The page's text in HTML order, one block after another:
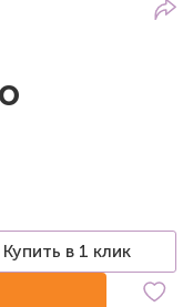
Купить в 1 клик